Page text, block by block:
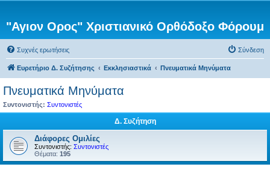
"Αγιον Ορος" Χριστιανικό Ορθόδοξο Φόρουμ
Συχνές ερωτήσεις Σύνδεση
Ευρετήριο Δ. Συζήτησης Εκκλησιαστικά Πνευματικά Μηνύματα
Πνευματικά Μηνύματα
Συντονιστής: Συντονιστές
Δ. Συζήτηση
Διάφορες Ομιλίες
Συντονιστής: Συντονιστές
Θέματα: 195